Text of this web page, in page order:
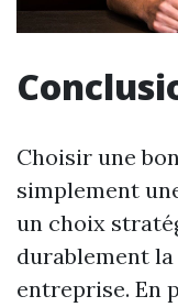
Choisir une
simplement
un choix
durablement
entreprise. En